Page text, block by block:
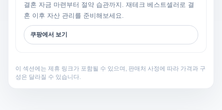
결혼 자금 마련부터 절약 습관까지. 재테크 베스트셀러로 결
혼 이후 자산 관리를 준비해보세요.
쿠팡에서 보기
이 섹션에는 제휴 링크가 포함될 수 있으며, 판매처 사정에 따라 가격과 구
성은 달라질 수 있습니다.